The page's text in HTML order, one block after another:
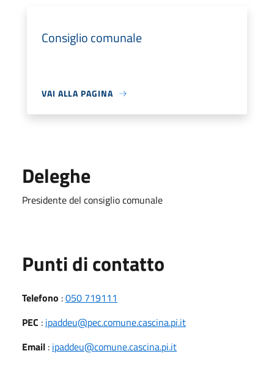
Consiglio comunale
VAI ALLA PAGINA
Deleghe
Presidente del consiglio comunale
Punti di contatto
Telefono :050 719111
PEC : ipaddeu@pec.comune.cascina.pi.it
Email : ipaddeu@comune.cascina.pi.it